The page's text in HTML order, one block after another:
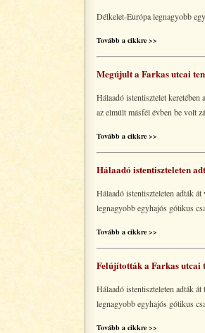
Délkelet-Európa legnagyobb
Tovább a cikkre >>
Megújult a Farkas utcai
Hálaadó istentisztelet
az elmúlt másfél évben be volt
Tovább a cikkre >>
Hálaadó istentiszteleten
Hálaadó istentiszteleten adták
legnagyobb egyhajós gótikus
Tovább a cikkre >>
Felújították a Farkas
Hálaadó istentiszteleten adták
legnagyobb egyhajós gótikus
Tovább a cikkre >>